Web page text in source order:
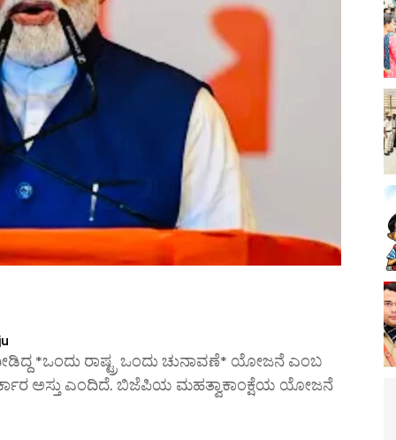
*ಒಂದು ರಾಷ್ಟ್ರ ಒಂದು ಚುನಾವಣೆ* ಯೋಜನೆ ಎಂಬ
ಅಸ್ತು ಎಂದಿದೆ. ಬಿಜೆಪಿಯ ಮಹತ್ವಾಕಾಂಕ್ಷೆಯ ಯೋಜನೆ